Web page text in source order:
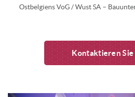
Ostbelgiens VoG / Wust SA –
Kontaktieren Sie